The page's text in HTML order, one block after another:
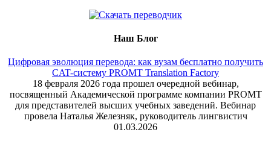
Наш Блог
Цифровая эволюция перевода: как вузам бесплатно получить
CAT-систему PROMT Translation Factory
18 февраля 2026 года прошел очередной вебинар,
посвященный Академической программе компании PROMT
для представителей высших учебных заведений. Вебинар
провела Наталья Железняк, руководитель лингвистич
01.03.2026